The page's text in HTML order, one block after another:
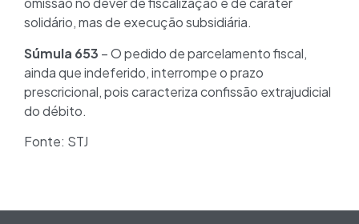
solidário, mas de execução subsidiária.
Súmula 653 – O pedido de parcelamento fiscal,
ainda que indeferido, interrompe o prazo
prescricional, pois caracteriza confissão extrajudicial
do débito.
Fonte: STJ